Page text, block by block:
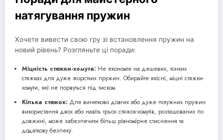
натягування пружин
Хочете вивести свою гру зі встановлення пружин на
новий рівень? Розгляньте ці поради:
Міцність стяжки-хомута: Не економте на дешевих, тонких
стяжках для дуже жорстких пружин. Обирайте якісні, міцні стяжки-
хомути, які не порвуться під тиском.
Кілька стяжок: Для винятково довгих або дуже потужних пружин
використання двох або навіть трьох стяжок-хомутів, розташованих по
довжині, може забезпечити більш рівномірне стиснення та
додаткову безпеку.